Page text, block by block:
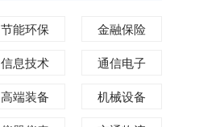
节能环保
金融保险
信息技术
通信电子
高端装备
机械设备